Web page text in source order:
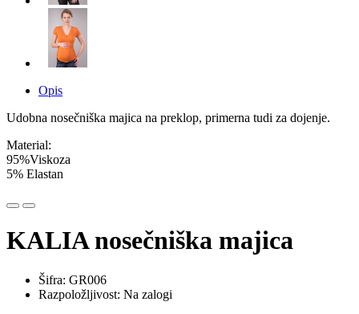
Opis
Udobna nosečniška majica na preklop, primerna tudi za dojenje.
Material:
95%Viskoza
5% Elastan
KALIA nosečniška majica
Šifra: GR006
Razpoložljivost: Na zalogi